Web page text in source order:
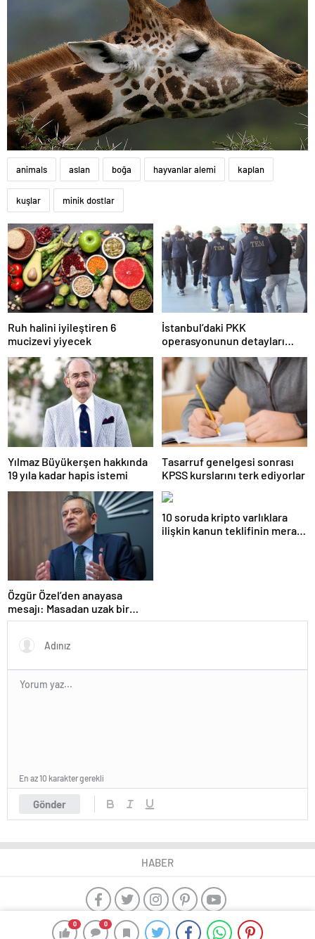
0 0
animals aslan boğa hayvanlar alemi kaplan
kuşlar minik dostlar
Ruh halini iyileştiren 6
mucizevi yiyecek
İstanbul’daki PKK
operasyonunun detayları
ortaya çıktı
Yılmaz Büyükerşen hakkında
19 yıla kadar hapis istemi
Tasarruf genelgesi sonrası
KPSS kurslarını terk ediyorlar
Özgür Özel’den anayasa
mesajı: Masadan uzak bir
noktadayız
10 soruda kripto varlıklara
ilişkin kanun teklifinin merak
Gönder
En az 10 karakter gerekli
HABER
yangın algılama sistemleri ajax alarm Kayseri çıkışlı Karadeniz